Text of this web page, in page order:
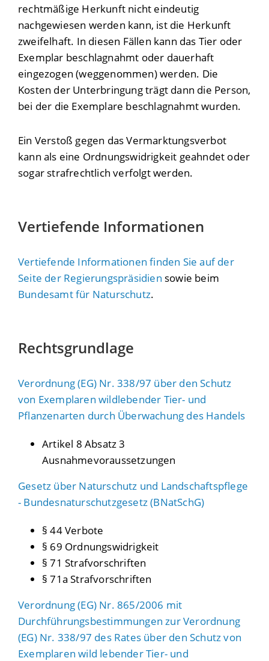
rechtmäßige Herkunft nicht eindeutig
nachgewiesen werden kann, ist die Herkunft
zweifelhaft. In diesen Fällen kann das Tier oder
Exemplar beschlagnahmt oder dauerhaft
eingezogen (weggenommen) werden. Die
Kosten der Unterbringung trägt dann die Person,
bei der die Exemplare beschlagnahmt wurden.
Ein Verstoß gegen das Vermarktungsverbot
kann als eine Ordnungswidrigkeit geahndet oder
sogar strafrechtlich verfolgt werden.
Vertiefende Informationen
Vertiefende Informationen finden Sie auf der
Seite der Regierungspräsidien sowie beim
Bundesamt für Naturschutz.
Rechtsgrundlage
Verordnung (EG) Nr. 338/97 über den Schutz
von Exemplaren wildlebender Tier- und
Pflanzenarten durch Überwachung des Handels
Artikel 8 Absatz 3
Ausnahmevoraussetzungen
Gesetz über Naturschutz und Landschaftspflege
- Bundesnaturschutzgesetz (BNatSchG)
§ 44 Verbote
§ 69 Ordnungswidrigkeit
§ 71 Strafvorschriften
§ 71a Strafvorschriften
Verordnung (EG) Nr. 865/2006 mit
Durchführungsbestimmungen zur Verordnung
(EG) Nr. 338/97 des Rates über den Schutz von
Exemplaren wild lebender Tier- und